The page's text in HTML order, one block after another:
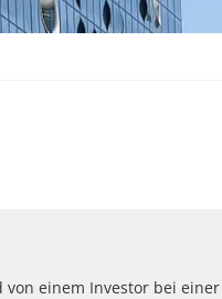
von einem Investor bei einer